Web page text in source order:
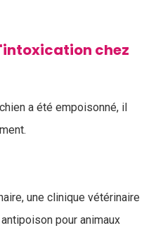
chez
a été empoisonné, il
une clinique vétérinaire
pour animaux